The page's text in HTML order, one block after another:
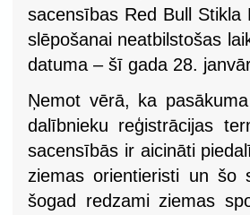
sacensības Red Bull
slēpošanai neatbilstošas
datuma – šī gada 28.
Ņemot vērā, ka
dalībnieku reģistrācijas
sacensībās ir aicināti
ziemas orientieristi un šo
šogad redzami ziemas